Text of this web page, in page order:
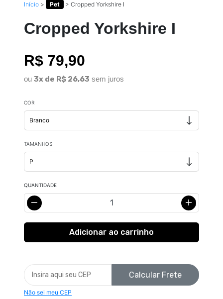
Início > Pet > Cropped Yorkshire I
Cropped Yorkshire I
R$ 79,90
ou 3x de R$ 26,63 sem juros
COR
TAMANHOS
QUANTIDADE
Calcular Frete
Não sei meu CEP